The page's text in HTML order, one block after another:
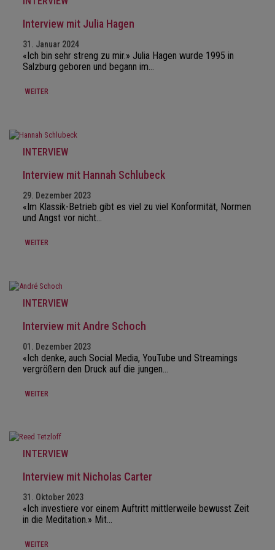
Interview mit Julia Hagen
31. Januar 2024
«Ich bin sehr streng zu mir.» Julia Hagen wurde 1995 in
Salzburg geboren und begann im…
WEITER
INTERVIEW
Interview mit Hannah Schlubeck
29. Dezember 2023
«Im Klassik-Betrieb gibt es viel zu viel Konformität, Normen
und Angst vor nicht…
WEITER
INTERVIEW
Interview mit Andre Schoch
01. Dezember 2023
«Ich denke, auch Social Media, YouTube und Streamings
vergrößern den Druck auf die jungen…
WEITER
INTERVIEW
Interview mit Nicholas Carter
31. Oktober 2023
«Ich investiere vor einem Auftritt mittlerweile bewusst Zeit
in die Meditation.» Mit…
WEITER